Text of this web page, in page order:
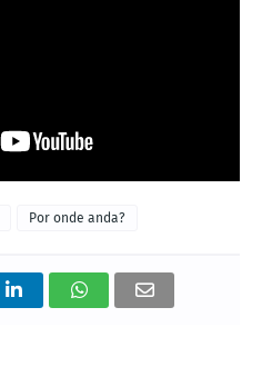
Por onde anda?